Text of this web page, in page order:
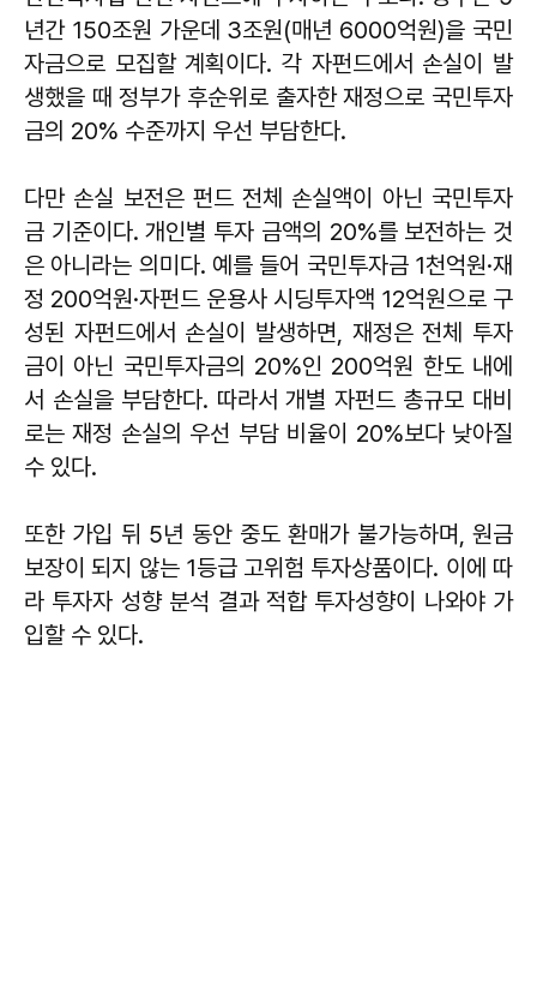
년간 150조원 가운데 3조원(매년 6000억원)을 국민
자금으로 모집할 계획이다. 각 자펀드에서 손실이 발
생했을 때 정부가 후순위로 출자한 재정으로 국민투자
금의 20% 수준까지 우선 부담한다.
다만 손실 보전은 펀드 전체 손실액이 아닌 국민투자
금 기준이다. 개인별 투자 금액의 20%를 보전하는 것
은 아니라는 의미다. 예를 들어 국민투자금 1천억원·재
정 200억원·자펀드 운용사 시딩투자액 12억원으로 구
성된 자펀드에서 손실이 발생하면, 재정은 전체 투자
금이 아닌 국민투자금의 20%인 200억원 한도 내에
서 손실을 부담한다. 따라서 개별 자펀드 총규모 대비
로는 재정 손실의 우선 부담 비율이 20%보다 낮아질
수 있다.
또한 가입 뒤 5년 동안 중도 환매가 불가능하며, 원금
보장이 되지 않는 1등급 고위험 투자상품이다. 이에 따
라 투자자 성향 분석 결과 적합 투자성향이 나와야 가
입할 수 있다.